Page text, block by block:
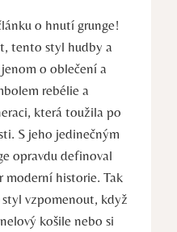
o hnutí grunge!
⁣tento styl hudby a
o oblečení a
rebélie a​
která toužila po
S jeho jedinečným
opravdu definoval⁣
moderní historie. Tak
⁢vzpomenout, když⁢
košile ⁢nebo si